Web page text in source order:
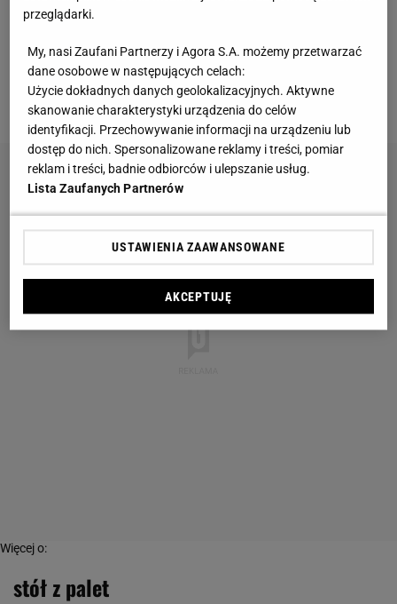
Znalazłam idealne, tanie narożniki z funkcją
spania i pojemnikiem na pościel. Są w boskich
kolorach
Więcej o:
stół z palet
przeglądarki.
My, nasi Zaufani Partnerzy i Agora S.A. możemy przetwarzać
dane osobowe w następujących celach:
Użycie dokładnych danych geolokalizacyjnych. Aktywne
skanowanie charakterystyki urządzenia do celów
identyfikacji. Przechowywanie informacji na urządzeniu lub
dostęp do nich. Spersonalizowane reklamy i treści, pomiar
reklam i treści, badnie odbiorców i ulepszanie usług.
Lista Zaufanych Partnerów
USTAWIENIA ZAAWANSOWANE
AKCEPTUJĘ